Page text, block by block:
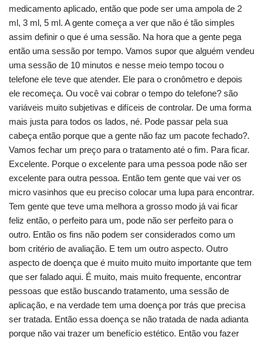
medicamento aplicado, então que pode ser uma ampola de 2
ml, 3 ml, 5 ml. A gente começa a ver que não é tão simples
assim definir o que é uma sessão. Na hora que a gente pega
então uma sessão por tempo. Vamos supor que alguém vendeu
uma sessão de 10 minutos e nesse meio tempo tocou o
telefone ele teve que atender. Ele para o cronômetro e depois
ele recomeça. Ou você vai cobrar o tempo do telefone? são
variáveis muito subjetivas e difíceis de controlar. De uma forma
mais justa para todos os lados, né. Pode passar pela sua
cabeça então porque que a gente não faz um pacote fechado?.
Vamos fechar um preço para o tratamento até o fim. Para ficar.
Excelente. Porque o excelente para uma pessoa pode não ser
excelente para outra pessoa. Então tem gente que vai ver os
micro vasinhos que eu preciso colocar uma lupa para encontrar.
Tem gente que teve uma melhora a grosso modo já vai ficar
feliz então, o perfeito para um, pode não ser perfeito para o
outro. Então os fins não podem ser considerados como um
bom critério de avaliação. E tem um outro aspecto. Outro
aspecto de doença que é muito muito muito importante que tem
que ser falado aqui. É muito, mais muito frequente, encontrar
pessoas que estão buscando tratamento, uma sessão de
aplicação, e na verdade tem uma doença por trás que precisa
ser tratada. Então essa doença se não tratada de nada adianta
porque não vai trazer um benefício estético. Então vou fazer